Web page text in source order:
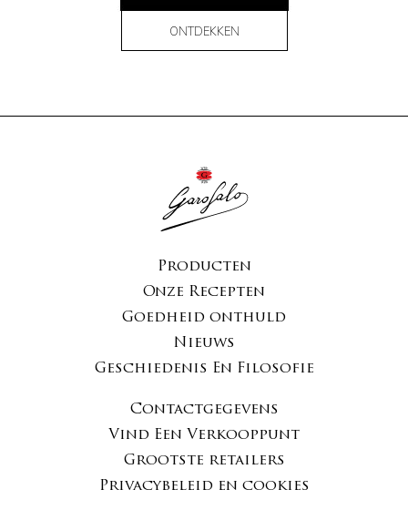
ONTDEKKEN
Producten
Onze Recepten
Goedheid onthuld
Nieuws
Geschiedenis En Filosofie
Contactgegevens
Vind Een Verkooppunt
Grootste retailers
Privacybeleid en cookies